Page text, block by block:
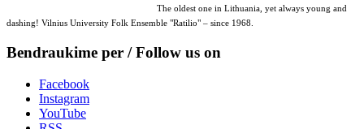
The oldest one in Lithuania, yet always young and
dashing! Vilnius University Folk Ensemble "Ratilio" – since 1968.
Bendraukime per / Follow us on
Facebook
Instagram
YouTube